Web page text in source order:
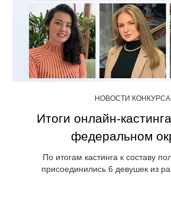
НОВОСТИ КОНКУРСА
Итоги онлайн-
федеральном
По итогам кастинга к составу
присоединились 6 девушек из